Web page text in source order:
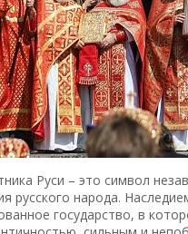
Руси – это символ
русского народа.
государство, в